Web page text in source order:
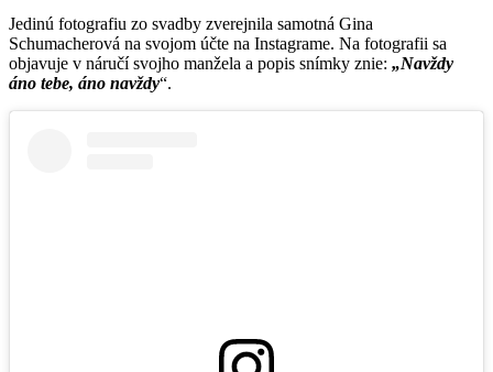
Jedinú fotografiu zo svadby zverejnila samotná Gina
Schumacherová na svojom účte na Instagrame. Na fotografii sa
objavuje v náručí svojho manžela a popis snímky znie: „Navždy
áno tebe, áno navždy“.